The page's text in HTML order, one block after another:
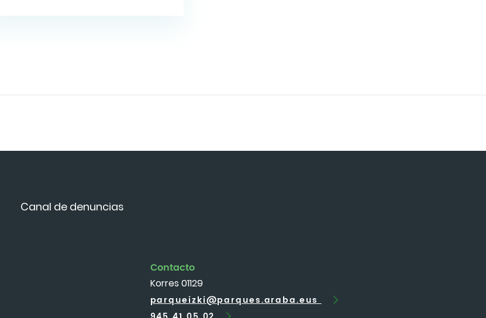
Canal de denuncias
Contacto
Korres 01129
parqueizki@parques.araba.eus